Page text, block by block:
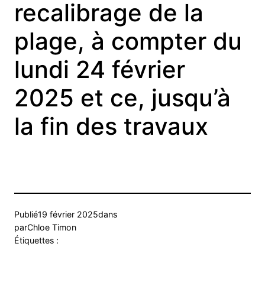
recalibrage de la
plage, à compter du
lundi 24 février
2025 et ce, jusqu’à
la fin des travaux
Publié19 février 2025dans
parChloe Timon
Étiquettes :